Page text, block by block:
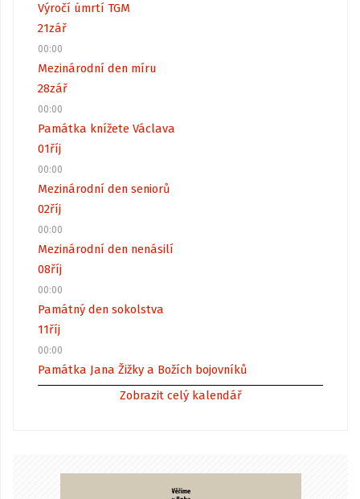
Výročí úmrtí TGM
21zář
00:00
Mezinárodní den míru
28zář
00:00
Památka knížete Václava
01říj
00:00
Mezinárodní den seniorů
02říj
00:00
Mezinárodní den nenásilí
08říj
00:00
Památný den sokolstva
11říj
00:00
Památka Jana Žižky a Božích bojovníků
Zobrazit celý kalendář